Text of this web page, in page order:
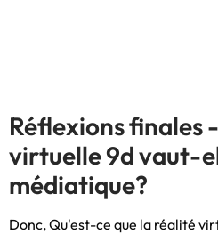
Réflexions finales
virtuelle 9d vaut-
médiatique?
Donc, Qu'est-ce que la réalité